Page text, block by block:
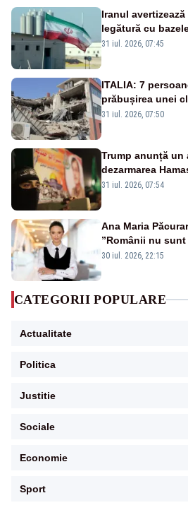
Iranul
legătură cu
SUA
31 iul. 2026, 07:45
ITALIA: 7
prăbușirea unei
31 iul. 2026, 07:50
Trump anunță un
dezarmarea
Israelului rămâne
31 iul. 2026, 07:54
Ana Maria
”Românii nu
Bolojan”
30 iul. 2026, 22:15
CATEGORII POPULARE
Actualitate
Politica
Justitie
Sociale
Economie
Sport